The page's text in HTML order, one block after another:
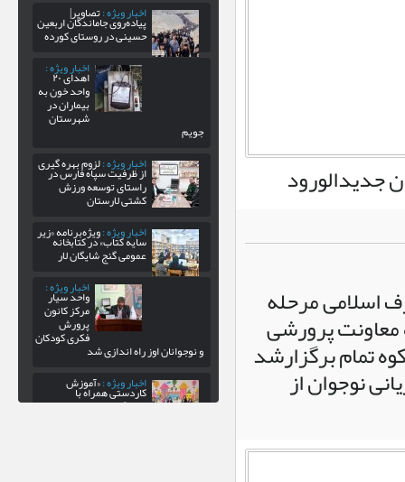
جدیدالورود
اسلامی مرحله
معاونت پرورشی
تمام برگزارشد
نوجوان از
اخبار ویژه :تصاویر|
پیاده‌روی جاماندگان اربعین
حسینی در روستای کورده
اخبار ویژه :
اهدای ۲۰
واحد خون به
بیماران در
شهرستان جویم
اخبار ویژه :لزوم بهره‌ گیری
از ظرفیت سپاه فارس در
راستای توسعه ورزش
کشتی لارستان
اخبار ویژه :ویژه‌برنامه «زیر
سایه کتاب» در کتابخانه
عمومی گنج شایگان لار
اخبار ویژه :
واحد سیار
مرکز کانون
پرورش
فکری کودکانو نوجوانان اوز راه اندازی شد
اخبار ویژه :«آموزش
کاردستی همراه با
قصه‌گویی» در کتابخانه